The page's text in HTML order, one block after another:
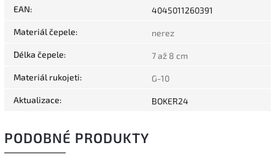
EAN: 4045011260391
Materiál čepele: nerez
Délka čepele: 7 až 8 cm
Materiál rukojeti: G-10
Aktualizace: BOKER24
PODOBNÉ PRODUKTY